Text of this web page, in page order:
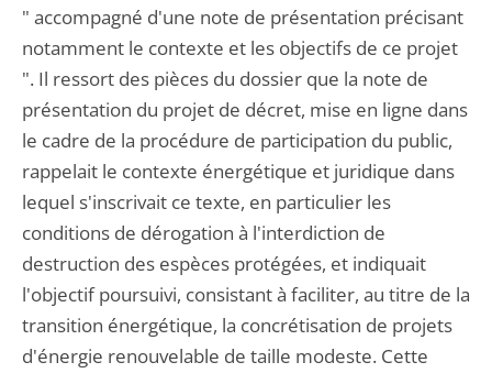
" accompagné d'une note de présentation précisant
notamment le contexte et les objectifs de ce projet
". Il ressort des pièces du dossier que la note de
présentation du projet de décret, mise en ligne dans
le cadre de la procédure de participation du public,
rappelait le contexte énergétique et juridique dans
lequel s'inscrivait ce texte, en particulier les
conditions de dérogation à l'interdiction de
destruction des espèces protégées, et indiquait
l'objectif poursuivi, consistant à faciliter, au titre de la
transition énergétique, la concrétisation de projets
d'énergie renouvelable de taille modeste. Cette